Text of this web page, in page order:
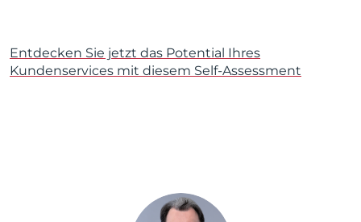
Entdecken Sie jetzt das Potential Ihres
Kundenservices mit diesem Self-Assessment